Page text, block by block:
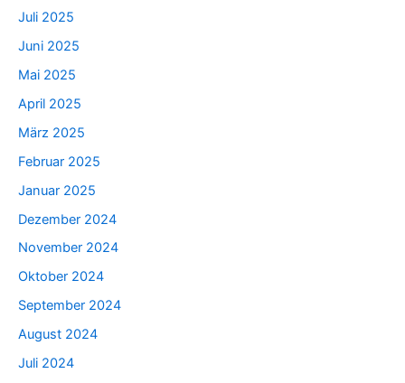
Juli 2025
Juni 2025
Mai 2025
April 2025
März 2025
Februar 2025
Januar 2025
Dezember 2024
November 2024
Oktober 2024
September 2024
August 2024
Juli 2024